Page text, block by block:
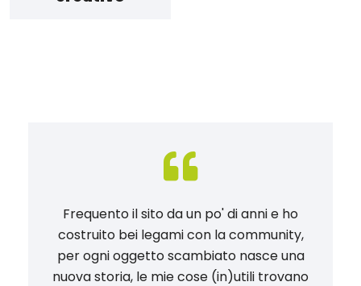
Frequento il sito da un po' di anni e ho
costruito bei legami con la community,
per ogni oggetto scambiato nasce una
nuova storia, le mie cose (in)utili trovano